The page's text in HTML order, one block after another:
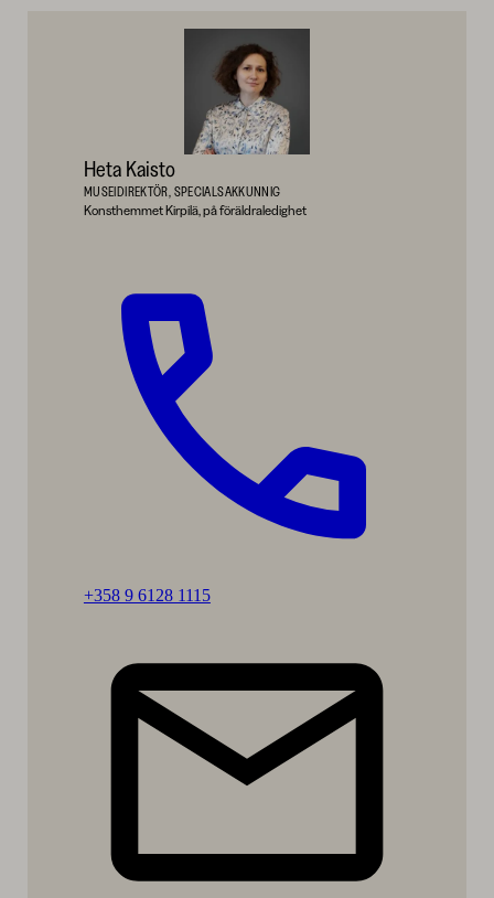
Heta Kaisto
MUSEIDIREKTÖR, SPECIALSAKKUNNIG
Konsthemmet Kirpilä, på föräldraledighet
Ring:
+358 9 6128 1115